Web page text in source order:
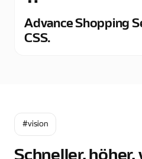
Advance Shopping
CSS.
#vision
Schneller,